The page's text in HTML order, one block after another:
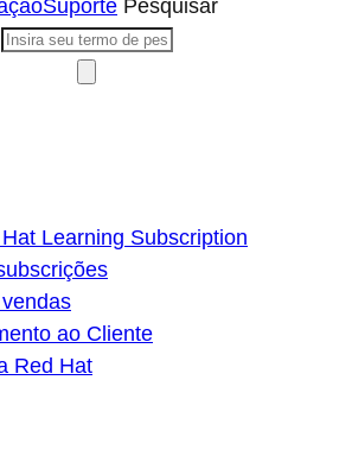
Suporte Pesquisar
Learning Subscription
ao Cliente
Red Hat